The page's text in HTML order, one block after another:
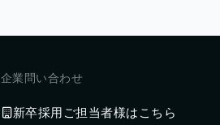
企業問い合わせ
新卒採用ご担当者様はこちら